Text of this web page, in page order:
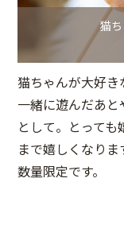
猫
猫ちゃんが大好き
一緒に遊んだあ
として。とって
まで嬉しくなりま
数量限定です。